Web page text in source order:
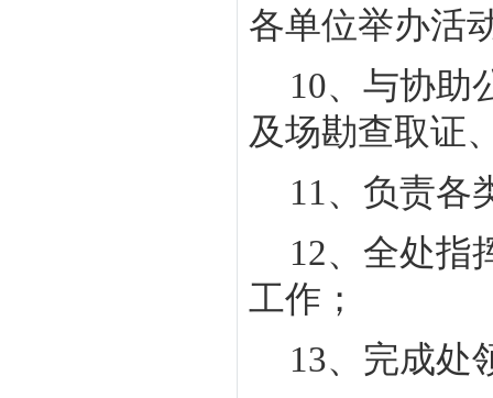
各单位举办活
10、与协助
及场勘查取证
11 、负责各
12、全处指
工作；
13、完成处